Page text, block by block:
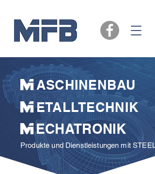
ASCHINENBAU
​ ETALLTECHNIK
ECHATRONIK
Produkte und Dienstleistungen mit STEEL